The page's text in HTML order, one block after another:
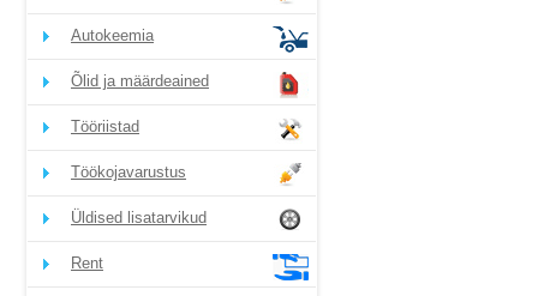
Autokeemia
Õlid ja määrdeained
Tööriistad
Töökojavarustus
Üldised lisatarvikud
Rent